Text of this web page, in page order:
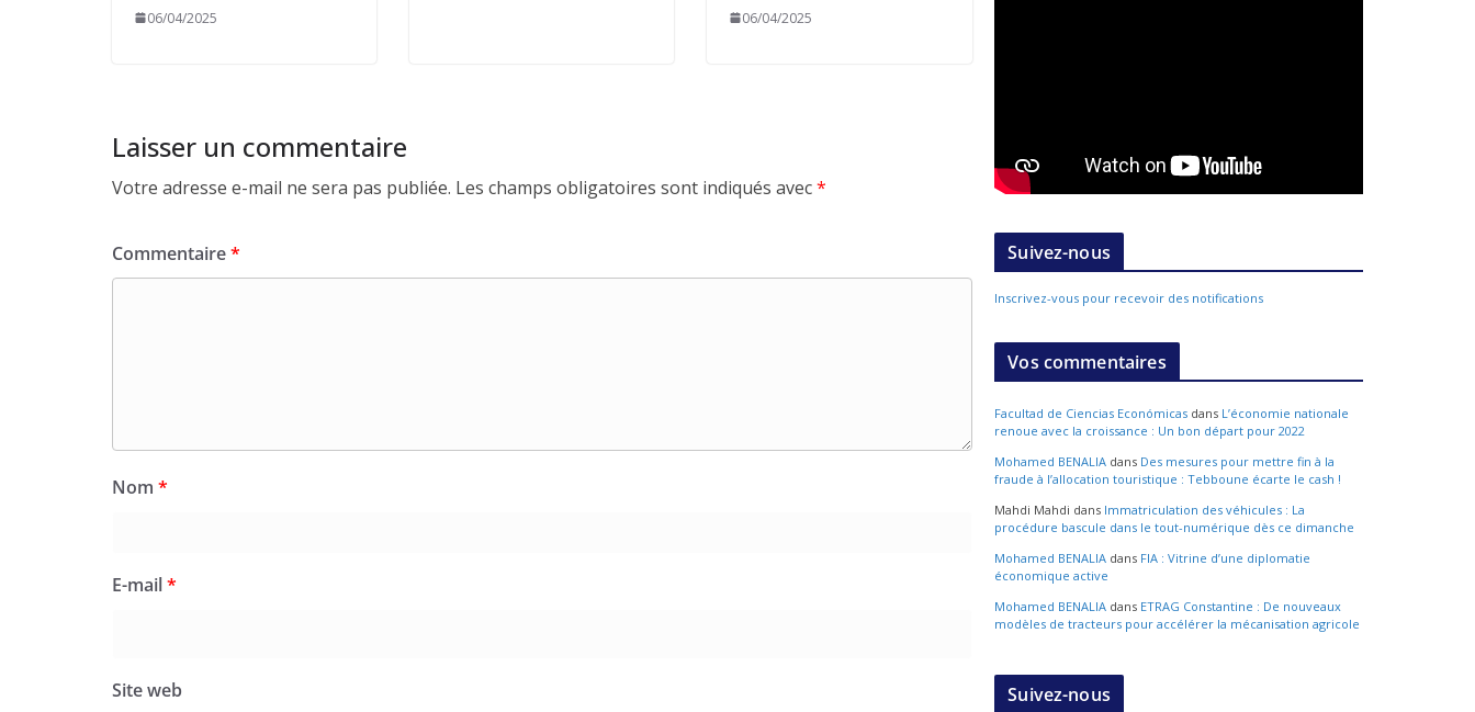
06/04/2025 06/04/2025
Laisser un commentaire
Votre adresse e-mail ne sera pas publiée. Les champs obligatoires sont indiqués avec*
Commentaire*
Nom *
E-mail*
Site web
Suivez-nous
Inscrivez-vous pour recevoir des notifications
Vos commentaires
Facultad de Ciencias Económicas dans L’économie nationale
renoue avec la croissance : Un bon départ pour 2022
Mohamed BENALIA dans Des mesures pour mettre fin à la
fraude à l’allocation touristique : Tebboune écarte le cash !
Mahdi Mahdi dans Immatriculation des véhicules : La
procédure bascule dans le tout-numérique dès ce dimanche
Mohamed BENALIA dans FIA : Vitrine d’une diplomatie
économique active
Mohamed BENALIA dans ETRAG Constantine : De nouveaux
modèles de tracteurs pour accélérer la mécanisation agricole
Suivez-nous